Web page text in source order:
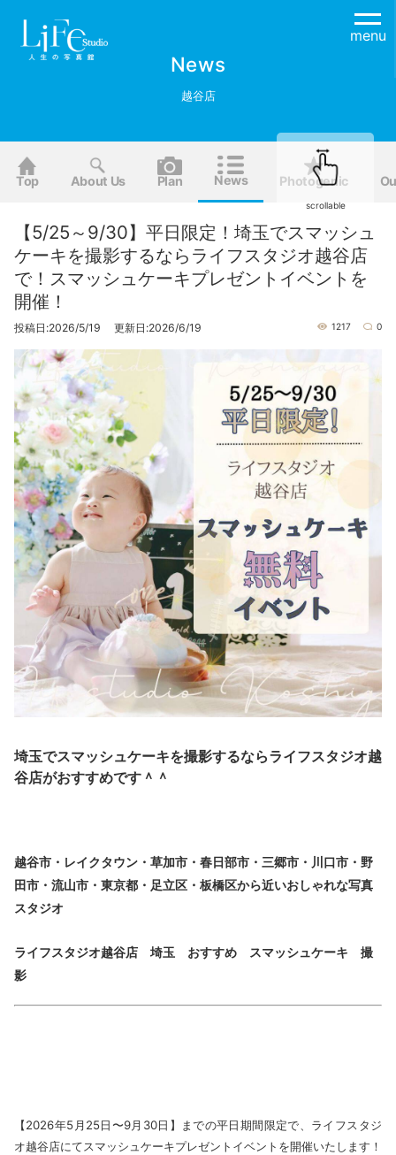
menu
News
越谷店
Top About Us Plan News Photogenic
scrollable
【5/25～9/30】平日限定！埼玉でスマッシュ
ケーキを撮影するならライフスタジオ越谷店
で！スマッシュケーキプレゼントイベントを
開催！
投稿日:2026/5/19 更新日:2026/6/19 1217 0
埼玉でスマッシュケーキを撮影するならライフスタジオ越
谷店がおすすめです＾＾
越谷市・レイクタウン・草加市・春日部市・三郷市・川口市・野
田市・流山市・東京都・足立区・板橋区から近いおしゃれな写真
スタジオ
ライフスタジオ越谷店 埼玉 おすすめ スマッシュケーキ 撮
影
【2026年5月25日〜9月30日】までの平日期間限定で、ライフスタジ
オ越谷店にてスマッシュケーキプレゼントイベントを開催いたします！